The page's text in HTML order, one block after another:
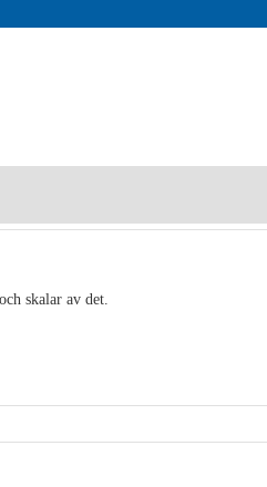
skalar av det.